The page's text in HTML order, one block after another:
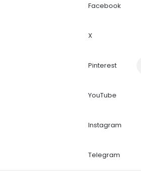
Facebook
X
Pinterest
YouTube
Instagram
Telegram